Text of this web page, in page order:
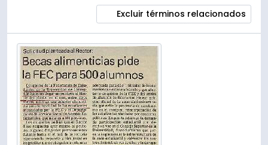
Excluir términos relacionados